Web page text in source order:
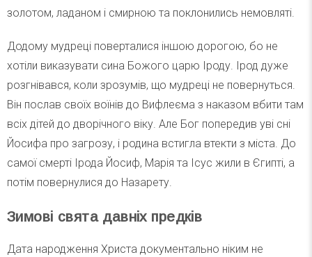
золотом, ладаном і смирною та поклонились немовляті.
Додому мудреці поверталися іншою дорогою, бо не
хотіли виказувати сина Божого царю Іроду. Ірод дуже
розгнівався, коли зрозумів, що мудреці не повернуться.
Він послав своїх воїнів до Вифлеєма з наказом вбити там
всіх дітей до дворічного віку. Але Бог попередив уві сні
Йосифа про загрозу, і родина встигла втекти з міста. До
самої смерті Ірода Йосиф, Марія та Ісус жили в Єгипті, а
потім повернулися до Назарету.
Зимові свята давніх предків
Дата народження Христа документально ніким не